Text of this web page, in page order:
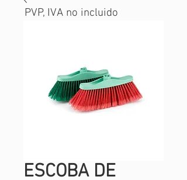
ESCOBA DE
PVP, IVA no incluido